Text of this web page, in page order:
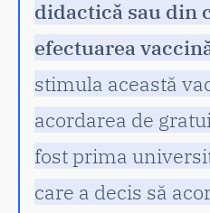
didactică sau din
efectuarea
stimula această
acordarea de
fost prima
care a decis să